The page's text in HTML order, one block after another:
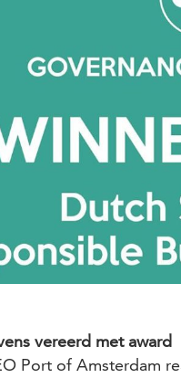
vereerd met award
Port of Amsterdam